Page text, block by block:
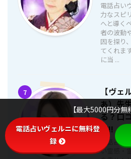
電話占い
力なスピ
へと導く
者の波動
因を探り
てくれま
に当 ...
7
【ヴェ
あ）先
る？口
査!!
電話占
い霊感・
【最大5000円分無
電話占いヴェルニに無料登
録